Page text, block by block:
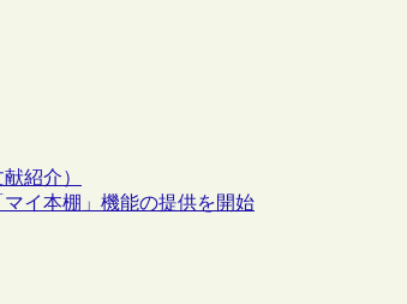
紹介）
イ本棚」機能の提供を開始